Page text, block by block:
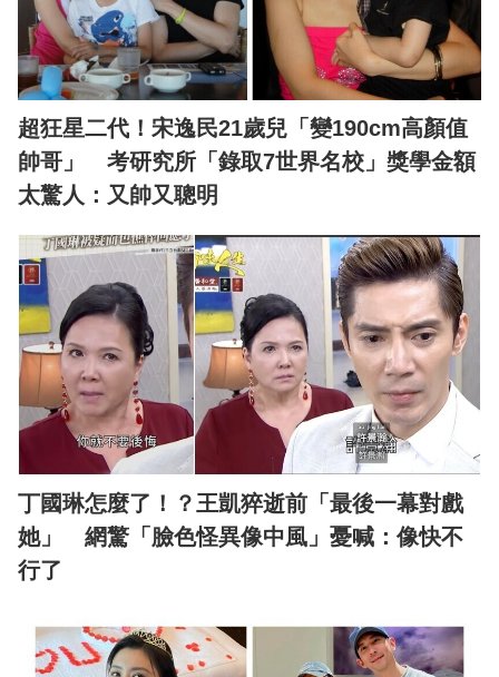
超狂星二代！宋逸民21歲兒「變190cm高顏值
帥哥」 考研究所「錄取7世界名校」獎學金額
太驚人：又帥又聰明
丁國琳怎麼了！？王凱猝逝前「最後一幕對戲
她」 網驚「臉色怪異像中風」憂喊：像快不
行了